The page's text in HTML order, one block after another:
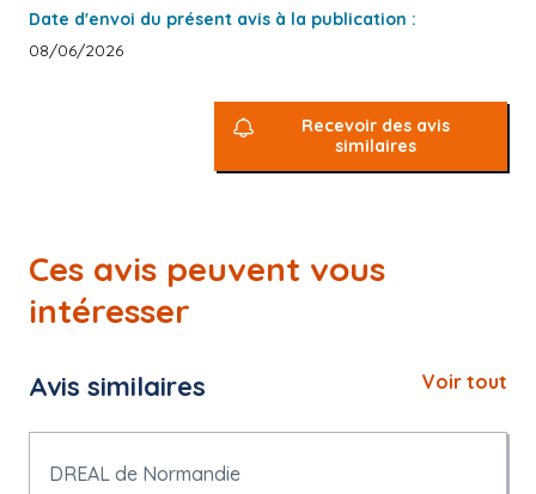
Date d'envoi du présent avis à la publication :
08/06/2026
Recevoir des avis
similaires
Ces avis peuvent vous
intéresser
Avis similaires Voir tout
DREAL de Normandie